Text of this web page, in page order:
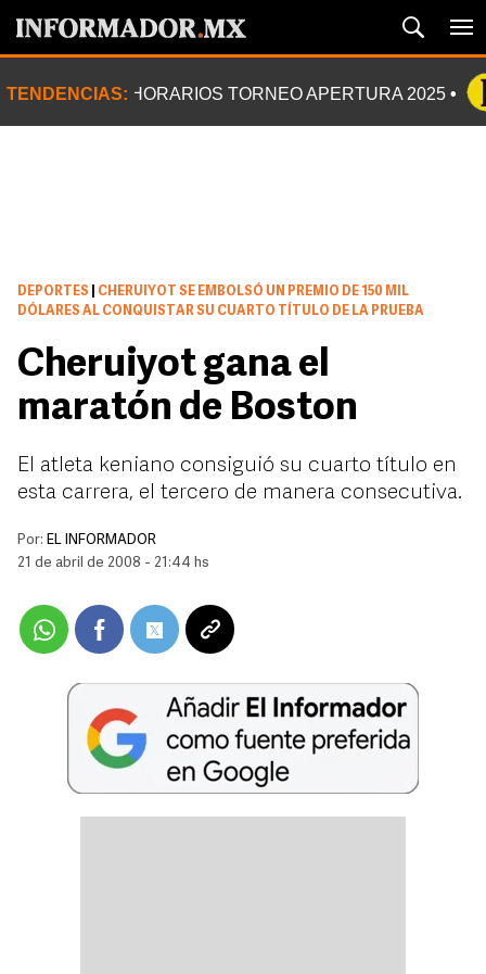
TENDENCIAS: HORARIOS TORNEO APERTURA 2025
DEPORTES
CHERUIYOT SE EMBOLSÓ UN PREMIO DE 150 MIL
DÓLARES AL CONQUISTAR SU CUARTO TÍTULO DE LA PRUEBA
Cheruiyot gana el
maratón de Boston
El atleta keniano consiguió su cuarto título en
esta carrera, el tercero de manera consecutiva.
Por: EL INFORMADOR
21 de abril de 2008 - 21:44 hs